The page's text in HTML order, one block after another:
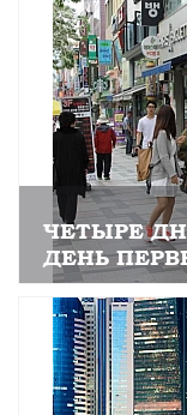
ЧЕТЫРЕ
ДЕНЬ